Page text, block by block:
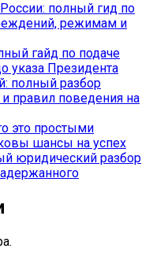
полный гид по
режимам и
гайд по подаче
указа Президента
полный разбор
и правил поведения на
это простыми
шансы на успех
юридический разбор